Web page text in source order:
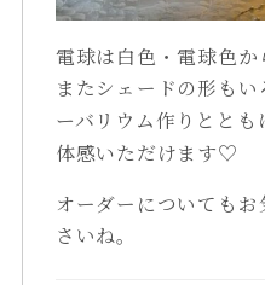
電球は白色・電球色か
またシェードの形もい
ーバリウム作りととも
体感いただけます♡
オーダーについても
さいね。